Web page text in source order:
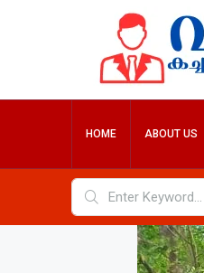
HOME ABOUT US